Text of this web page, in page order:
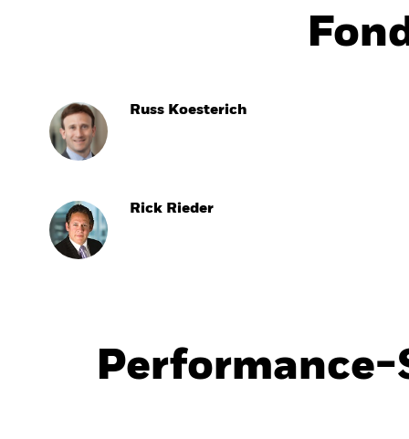
Russ Koesterich
Rick Rieder
Performance-